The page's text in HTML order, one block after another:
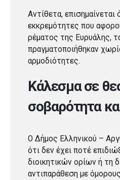
Αντίθετα, επισημαίνεται
εκκρεμότητες που
ρέματος της Ευρυάλης,
πραγματοποιήθηκαν
αρμοδιότητες.
Κάλεσμα σε
σοβαρότητα
Ο Δήμος Ελληνικού –
ότι δεν έχει ποτέ
διοικητικών ορίων ή τη
αντιπαράθεση με